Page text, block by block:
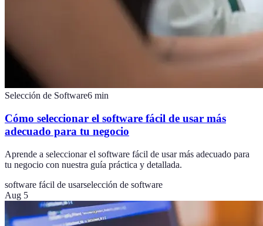
Selección de Software6 min
Cómo seleccionar el software fácil de usar más
adecuado para tu negocio
Aprende a seleccionar el software fácil de usar más adecuado para
tu negocio con nuestra guía práctica y detallada.
software fácil de usarselección de software
Aug 5